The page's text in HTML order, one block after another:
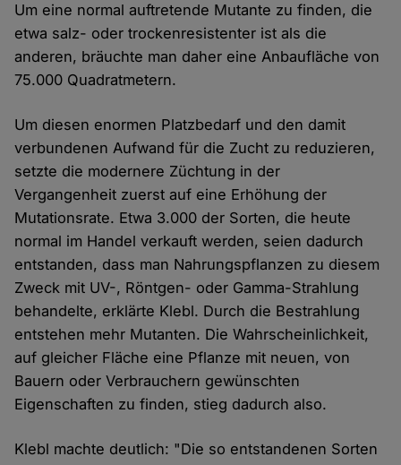
Um eine normal auftretende Mutante zu finden, die
etwa salz- oder trockenresistenter ist als die
anderen, bräuchte man daher eine Anbaufläche von
75.000 Quadratmetern.
Um diesen enormen Platzbedarf und den damit
verbundenen Aufwand für die Zucht zu reduzieren,
setzte die modernere Züchtung in der
Vergangenheit zuerst auf eine Erhöhung der
Mutationsrate. Etwa 3.000 der Sorten, die heute
normal im Handel verkauft werden, seien dadurch
entstanden, dass man Nahrungspflanzen zu diesem
Zweck mit UV-, Röntgen- oder Gamma-Strahlung
behandelte, erklärte Klebl. Durch die Bestrahlung
entstehen mehr Mutanten. Die Wahrscheinlichkeit,
auf gleicher Fläche eine Pflanze mit neuen, von
Bauern oder Verbrauchern gewünschten
Eigenschaften zu finden, stieg dadurch also.
Klebl machte deutlich: "Die so entstandenen Sorten